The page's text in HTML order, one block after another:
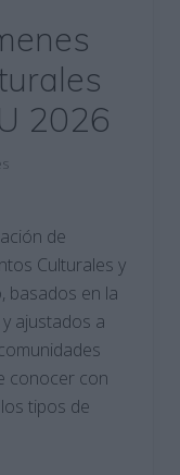
2026
de
Culturales y
basados en la
ajustados a
conocer con
tipos de